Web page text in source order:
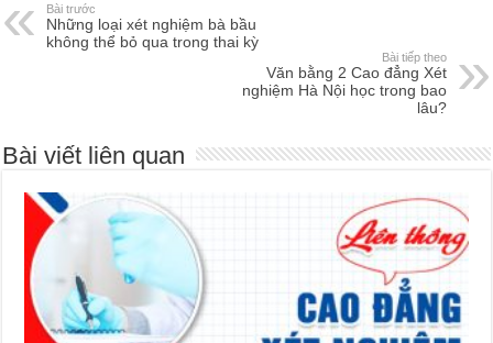
Bài trước
Những loại xét nghiệm bà bầu
không thể bỏ qua trong thai kỳ
Bài tiếp theo
Văn bằng 2 Cao đẳng Xét
nghiệm Hà Nội học trong bao
lâu?
Bài viết liên quan